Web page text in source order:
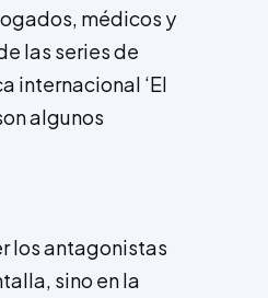
médicos y
las series de
internacional ‘El
algunos
los antagonistas
sino en la